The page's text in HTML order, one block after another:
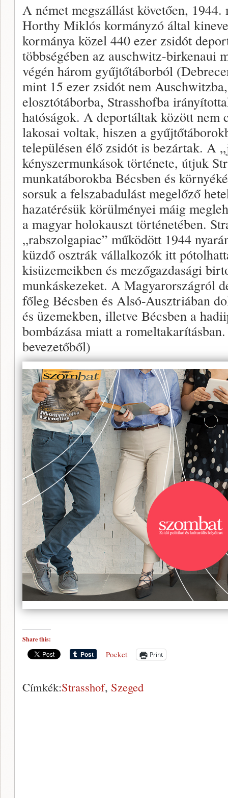
A német megszállást követően,
Horthy Miklós kormányzó által
kormánya közel 440 ezer zsidót
többségében az auschwitz-birkenaui
végén három gyűjtőtáborból
mint 15 ezer zsidót nem
elosztótáborba, Strasshofba
hatóságok. A deportáltak között nem
lakosai voltak, hiszen a
településen élő zsidót is bezártak. A
kényszermunkások története, útjuk
munkatáborokba Bécsben és
sorsuk a felszabadulást megelőző
hazatérésük körülményei máig
a magyar holokauszt történetében.
„rabszolgapiac” működött 1944
küzdő osztrák vállalkozók itt
kisüzemeikben és mezőgazdasági
munkáskezeket. A Magyarországról
főleg Bécsben és Alsó-Ausztriában
és üzemekben, illetve Bécsben a
bombázása miatt a
bevezetőből)
Share this:
Pocket Print
Címkék:Strasshof, Szeged